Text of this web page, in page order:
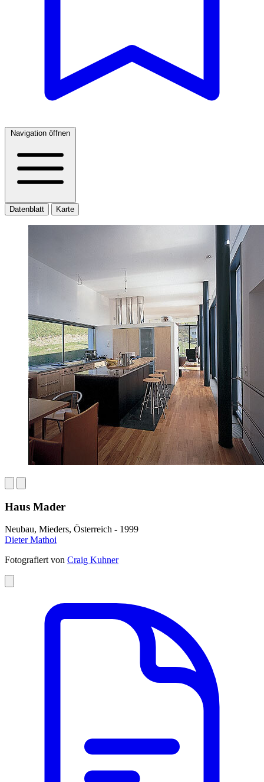
Navigation öffnen
Datenblatt Karte
Haus Mader
Neubau, Mieders, Österreich - 1999
Dieter Mathoi
Fotografiert von Craig Kuhner